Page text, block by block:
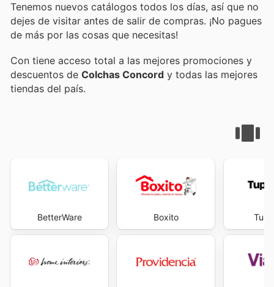
Tenemos nuevos catálogos todos los días, así que no
dejes de visitar antes de salir de compras. ¡No pagues
de más por las cosas que necesitas!
Con tiene acceso total a las mejores promociones y
descuentos de Colchas Concord y todas las mejores
tiendas del país.
BetterWare Boxito